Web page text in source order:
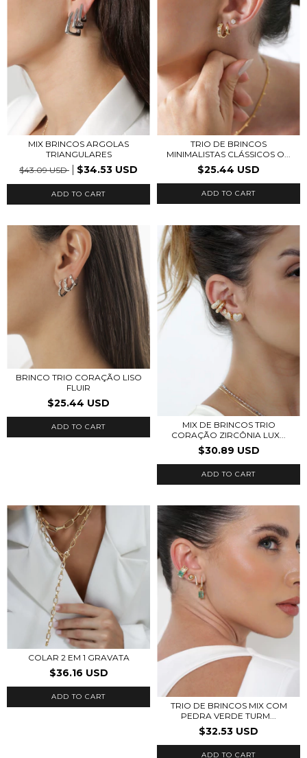
MIX BRINCOS ARGOLAS
TRIANGULARES
$43.09 USD
$34.53 USD
ADD TO CART
TRIO DE BRINCOS
MINIMALISTAS CLÁSSICOS O...
$25.44 USD
ADD TO CART
BRINCO TRIO CORAÇÃO LISO
FLUIR
$25.44 USD
ADD TO CART
MIX DE BRINCOS TRIO
CORAÇÃO ZIRCÔNIA LUX...
$30.89 USD
ADD TO CART
COLAR 2 EM 1 GRAVATA
$36.16 USD
TRIO DE BRINCOS MIX COM
PEDRA VERDE TURM...
$32.53 USD
ADD TO CART